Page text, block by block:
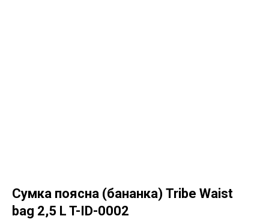
Сумка поясна (бананка) Tribe Waist
bag 2,5 L T-ID-0002